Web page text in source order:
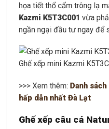
họa tiết thổ cẩm trông lạ
Kazmi K5T3C001 vừa
ngần ngại đầu tư ngay để
Ghế xếp mini Kazmi
>>> Xem thêm: Danh
hấp dẫn nhất Đà Lạt
Ghế xếp câu cá